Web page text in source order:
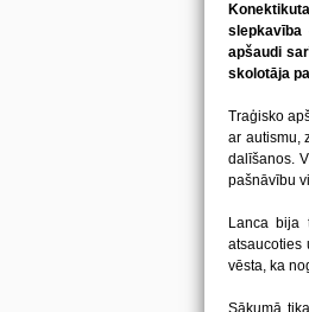
slepkavība
apšaudi
skolotāja
Traģisko
ar autismu,
dalīšanos.
pašnāvību
Lanca bija
atsaucoties
vēsta, ka
Sākumā